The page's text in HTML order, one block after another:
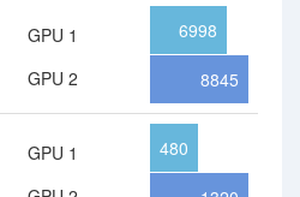
GPU 1
GPU 2
6998
8845
GPU 1
480